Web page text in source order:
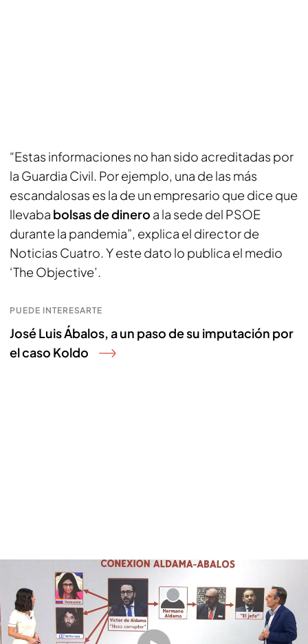
“Estas informaciones no han sido acreditadas por
la Guardia Civil. Por ejemplo, una de las más
escandalosas es la de un empresario que dice que
llevaba bolsas de dinero a la sede del PSOE
durante la pandemia”, explica el director de
Noticias Cuatro. Y este dato lo publica el medio
‘The Objective’.
PUEDE INTERESARTE
José Luis Ábalos, a un paso de su imputación por
el caso Koldo
El empresario Víctor de Aldama, el "nexo corruptor" del caso Koldo: ¿Qué
hizo Ábalos para favorecerle?